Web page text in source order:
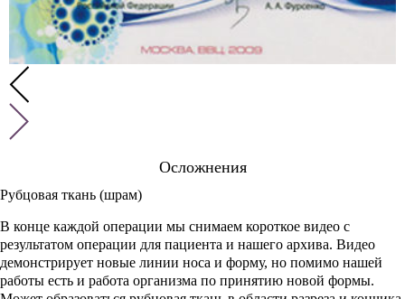
Осложнения
Рубцовая ткань (шрам)
В конце каждой операции мы снимаем короткое видео с
результатом операции для пациента и нашего архива. Видео
демонстрирует новые линии носа и форму, но помимо нашей
работы есть и работа организма по принятию новой формы.